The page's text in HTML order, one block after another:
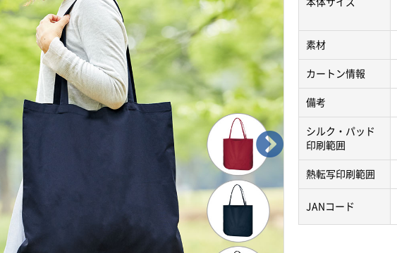
本体サイズ
素材
カートン情報
備考
シルク・パッド
印刷範囲
熱転写印刷範囲
JANコード